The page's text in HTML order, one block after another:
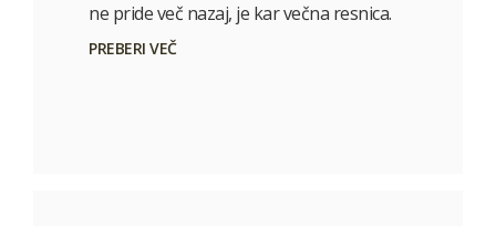
ne pride več nazaj, je kar večna resnica.
PREBERI VEČ